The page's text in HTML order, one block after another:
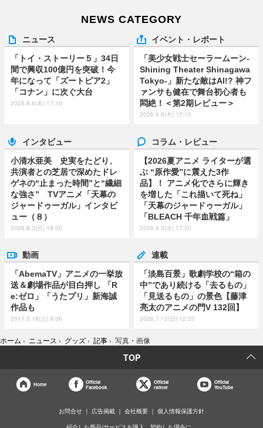
NEWS CATEGORY
ニュース
「トイ・ストーリー５」34日
間で興収100億円を突破！今
年になって「ズートピア2」
「コナン」に次ぐ大台
2026.8.6(木) 17:10
イベント・レポート
「美少女戦士セーラームーン-
Shining Theater Shinagawa
Tokyo-」新たな敵はAI!? 神フ
ァンサも健在で舞台初心者も
悶絶！＜第2期レビュー＞
2026.8.6(木) 17:15
インタビュー
小清水亜美 史実をたどり、
共演者との芝居で深めたドレ
ゲネの“止まった時間”と“繊細
な強さ” TVアニメ「天幕の
ジャードゥーガル」インタビ
ュー（８）
2026.8.3(月) 18:00
コラム・レビュー
【2026夏アニメ ライターが選
ぶ “原作愛”に震えた3作
品】！ アニメ化でさらに輝き
を増した「これ描いて死ね」
「天幕のジャードゥーガル」
「BLEACH 千年血戦篇」
2026.8.5(水) 17:50
動画
「AbemaTV」アニメの一挙放
送＆劇場作品が目白押し 「R
e:ゼロ」「うたプリ」新海誠
作品も
2017.3.18(土) 9:06
連載
「淡島百景」歌劇学校の“箱の
中”であり続ける「去るもの」
「見送るもの」の景色【藤津
亮太のアニメの門V 132回】
2026.7.12(日) 12:20
ホーム › ニュース › グッズ › 記事 › 写真・画像
TOP
Home
Official
Facebook
Official
twitter
Official
YouTube
お問合せ 広告掲載 会社概要 個人情報保護方針